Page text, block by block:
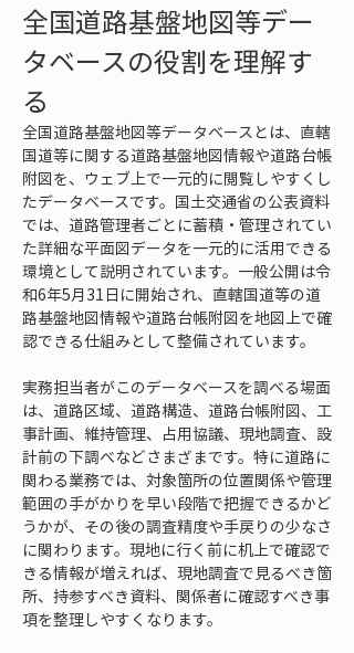
全国道路基盤地図等デー
タベースの役割を理解す
る
全国道路基盤地図等データベースとは、直轄
国道等に関する道路基盤地図情報や道路台帳
附図を、ウェブ上で一元的に閲覧しやすくし
たデータベースです。国土交通省の公表資料
では、道路管理者ごとに蓄積・管理されてい
た詳細な平面図データを一元的に活用できる
環境として説明されています。一般公開は令
和6年5月31日に開始され、直轄国道等の道
路基盤地図情報や道路台帳附図を地図上で確
認できる仕組みとして整備されています。
実務担当者がこのデータベースを調べる場面
は、道路区域、道路構造、道路台帳附図、工
事計画、維持管理、占用協議、現地調査、設
計前の下調べなどさまざまです。特に道路に
関わる業務では、対象箇所の位置関係や管理
範囲の手がかりを早い段階で把握できるかど
うかが、その後の調査精度や手戻りの少なさ
に関わります。現地に行く前に机上で確認で
きる情報が増えれば、現地調査で見るべき箇
所、持参すべき資料、関係者に確認すべき事
項を整理しやすくなります。